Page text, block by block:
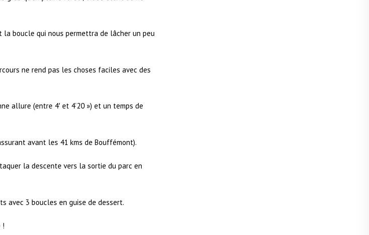
boucle qui nous permettra de lâcher un peu
ne rend pas les choses faciles avec des
allure (entre 4′ et 4’20 ») et un temps de
avant les 41 kms de Bouffémont).
la descente vers la sortie du parc en
avec 3 boucles en guise de dessert.
!